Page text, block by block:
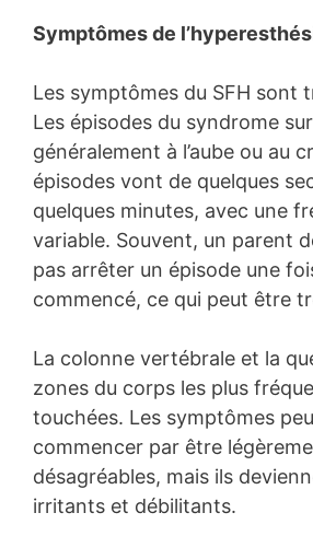
Symptômes de
Les symptômes du SFH sont
Les épisodes du syndrome
généralement à l’aube ou au
épisodes vont de quelques
quelques minutes, avec une
variable. Souvent, un parent
pas arrêter un épisode une
commencé, ce qui peut être
La colonne vertébrale et la
zones du corps les plus
touchées. Les symptômes
commencer par être
désagréables, mais ils
irritants et débilitants.